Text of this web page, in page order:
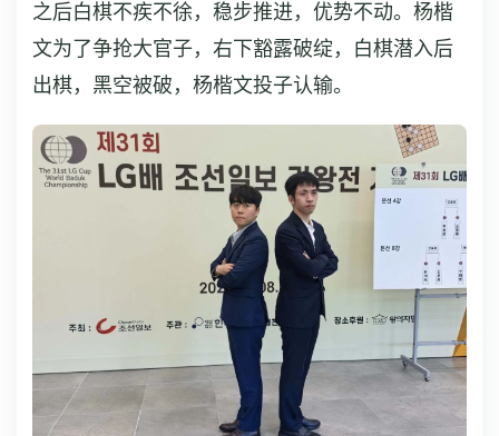
之后白棋不疾不徐，稳步推进，优势不动。杨楷
文为了争抢大官子，右下豁露破绽，白棋潜入后
出棋，黑空被破，杨楷文投子认输。